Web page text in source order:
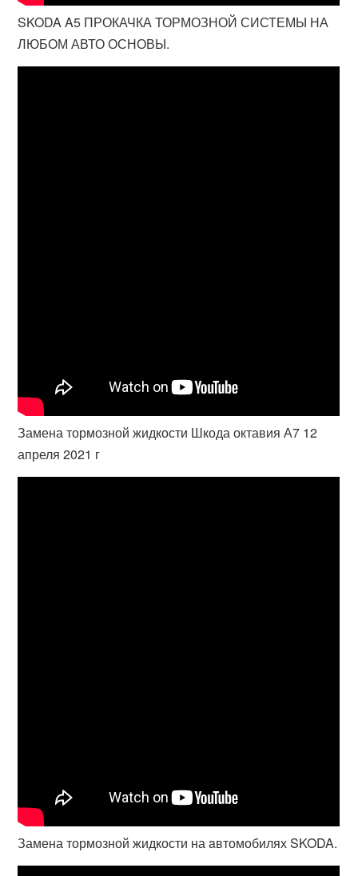
SKODA A5 ПРОКАЧКА ТОРМОЗНОЙ СИСТЕМЫ НА
ЛЮБОМ АВТО ОСНОВЫ.
Замена тормозной жидкости Шкода октавия А7 12
апреля 2021 г
Замена тормозной жидкости на aвтомобилях SKODA.